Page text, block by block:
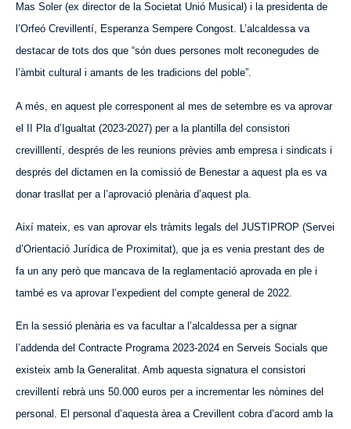
Mas Soler (ex director de la Societat Unió Musical) i la presidenta de
l’Orfeó Crevillentí, Esperanza Sempere Congost. L’alcaldessa va
destacar de tots dos que “són dues persones molt reconegudes de
l’àmbit cultural i amants de les tradicions del poble”.
A més, en aquest ple corresponent al mes de setembre es va aprovar
el II Pla d’Igualtat (2023-2027) per a la plantilla del consistori
crevilllentí , després de les reunions prèvies amb empresa i sindicats i
després del dictamen en la comissió de Benestar a aquest pla es va
donar trasllat per a l’aprovació plenària d’aquest pla.
Així mateix, es van aprovar els tràmits legals del JUSTIPROP (Servei
d’Orientació Jurídica de Proximitat), que ja es venia prestant des de
fa un any però que mancava de la reglamentació aprovada en ple i
també es va aprovar l’expedient del compte general de 2022.
En la sessió plenària es va facultar a l’alcaldessa per a signar
l’addenda del Contracte Programa 2023-2024 en Serveis Socials que
existeix amb la Generalitat. Amb aquesta signatura el consistori
crevillentí rebrà uns 50.000 euros per a incrementar les nòmines del
personal. El personal d’aquesta àrea a Crevillent cobra d’acord amb la